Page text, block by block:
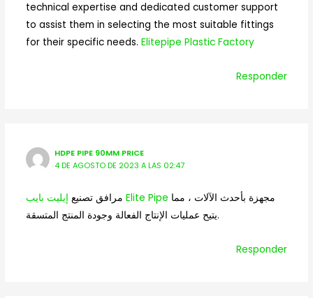
technical expertise and dedicated customer support
to assist them in selecting the most suitable fittings
for their specific needs. Elitepipe Plastic Factory
Responder
HDPE PIPE 90MM PRICE
4 DE AGOSTO DE 2023 A LAS 02:47
مرافق تصنيع إيليت بايب Elite Pipe
يتيح عمليات الإنتاج الفعالة وجودة المنتج المتسقة.
Responder